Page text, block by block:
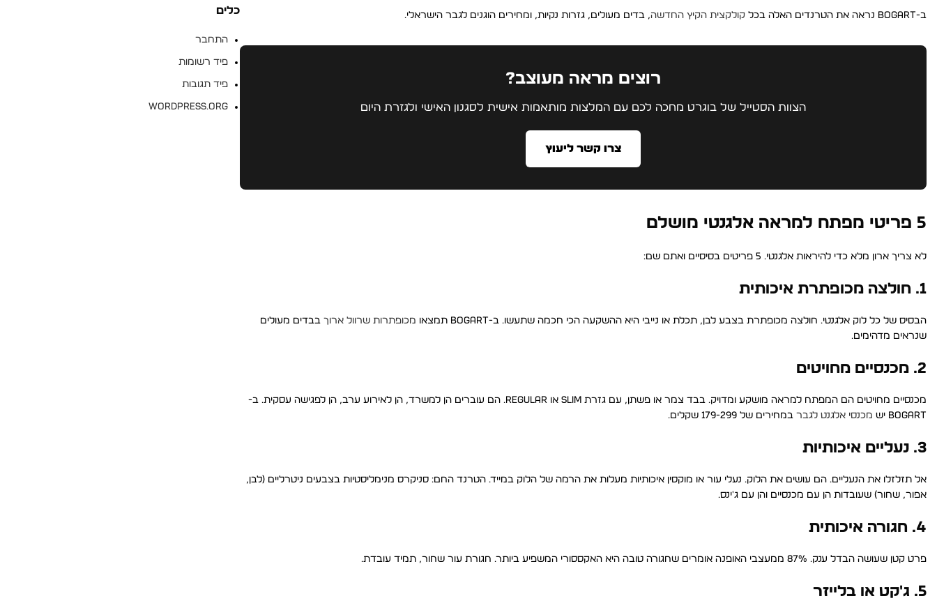
ב-BOGART נראה את הטרנדים האלה בכל קולקצית הקיץ החדשה, בדים מעולים, גזרות נקיות, ומחירים הוגנים לגבר הישראלי.
רוצים מראה מעוצב?
הצוות הסטייל של בוגרט מחכה לכם עם המלצות מותאמות אישית לסגנון האישי ולגזרת היום
צרו קשר ליעוץ
5 פריטי מפתח למראה אלגנטי מושלם
לא צריך ארון מלא כדי להיראות אלגנטי. 5 פריטים בסיסיים ואתם שם:
1. חולצה מכופתרת איכותית
הבסיס של כל לוק אלגנטי. חולצה מכופתרת בצבע לבן, תכלת או נייבי היא ההשקעה הכי חכמה שתעשו. ב-BOGART תמצאו מכופתרות שרוול ארוך בבדים מעולים
שנראים מדהימים.
2. מכנסיים מחויטים
מכנסיים מחויטים הם המפתח למראה מושקע ומדויק. בבד צמר או פשתן, עם גזרת Slim או Regular. הם עוברים הן למשרד, הן לאירוע ערב, הן לפגישה עסקית. ב-
BOGART יש
מכנסי אלגנט לגבר במחירים של 179-299 שקלים.
3. נעליים איכותיות
אל תזלזלו את הנעליים. הם עושים את הלוק. נעלי עור או מוקסין איכותיות מעלות את הרמה של הלוק במייד. הטרנד החם: סניקרס מנימליסטיות בצבעים ניטרליים (לבן,
אפור, שחור) שעובדות הן עם מכנסיים והן עם ג'ינס.
4. חגורה איכותית
פרט קטן שעושה הבדל ענק. 87% ממעצבי האופנה אומרים שחגורה טובה היא האקססורי המשפיע ביותר. חגורת עור שחור, תמיד עובדת.
5. ג'קט או בלייזר
כלים
התחבר
פיד רשומות
פיד תגובות
WordPress.org